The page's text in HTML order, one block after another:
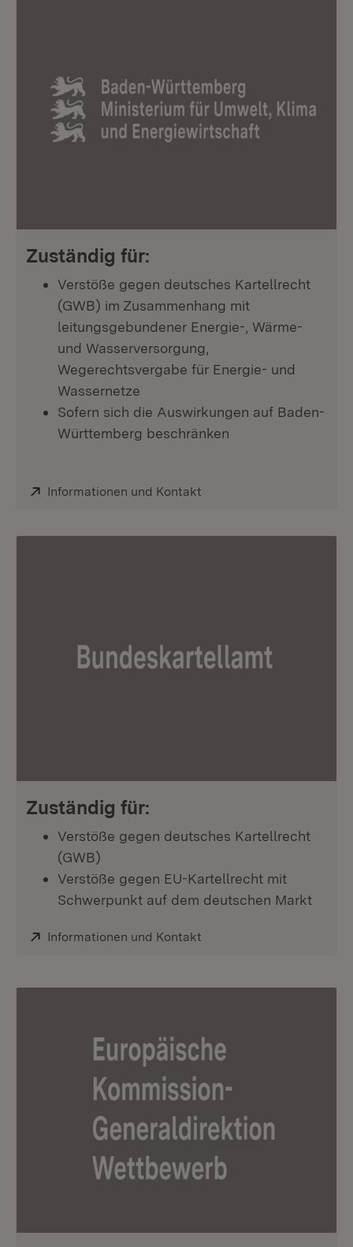
Zuständig für:
Verstöße gegen deutsches Kartellrecht
(GWB) im Zusammenhang mit
leitungsgebundener Energie-, Wärme-
und Wasserversorgung,
Wegerechtsvergabe für Energie- und
Wassernetze
Sofern sich die Auswirkungen auf Baden-
Württemberg beschränken
Extern:
Informationen und Kontakt
Zuständig für:
Verstöße gegen deutsches Kartellrecht
(GWB)
Verstöße gegen EU-Kartellrecht mit
Schwerpunkt auf dem deutschen Markt
Extern:
Informationen und Kontakt